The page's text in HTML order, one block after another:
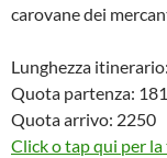
carovane dei
Lunghezza
Quota partenza:
Quota arrivo: 2250
Click o tap qui per la